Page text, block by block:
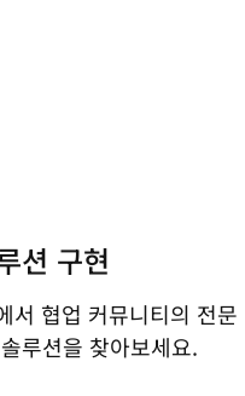
션 구현
서 협업 커뮤니티의 전문
루션을 찾아보세요.